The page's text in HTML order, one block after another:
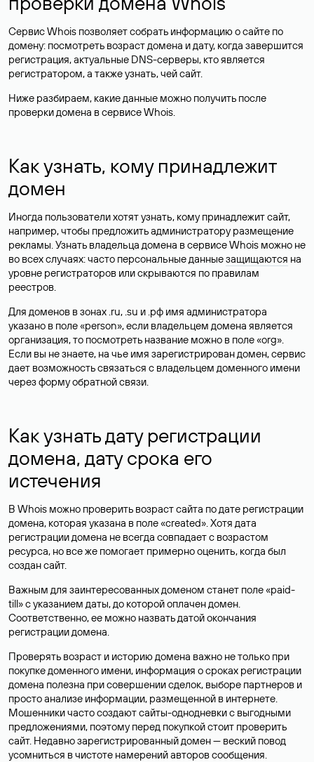
Сервис Whois позволяет собрать информацию о сайте по
домену: посмотреть возраст домена и дату, когда завершится
регистрация, актуальные DNS-серверы, кто является
регистратором, а также узнать, чей сайт.
Ниже разбираем, какие данные можно получить после
проверки домена в сервисе Whois.
Как узнать, кому принадлежит
домен
Иногда пользователи хотят узнать, кому принадлежит сайт,
например, чтобы предложить администратору размещение
рекламы. Узнать владельца домена в сервисе Whois можно не
во всех случаях: часто персональные данныезащищаются на
уровне регистраторов или скрываются по правилам
реестров.
Для доменов в зонах .ru, .su и .рф имя администратора
указано в поле «person», если владельцем домена является
организация, то посмотреть название можно в поле «org».
Если вы не знаете, на чье имя зарегистрирован домен, сервис
дает возможность связаться с владельцем доменного имени
через форму обратной связи.
Как узнать дату регистрации
домена, дату срока его
истечения
В Whois можно проверить возраст сайта по дате регистрации
домена, которая указана в поле «created». Хотя дата
регистрации домена не всегда совпадает с возрастом
ресурса, но все же помогает примерно оценить, когда был
создан сайт.
Важным для заинтересованных доменом станет поле «paid-
till» с указанием даты, до которой оплачен домен.
Соответственно, ее можно назвать датой окончания
регистрации домена.
Проверять возраст и историю домена важно не только при
покупке доменного имени, информация о сроках регистрации
домена полезна при совершении сделок, выборе партнеров и
просто анализе информации, размещенной в интернете.
Мошенники часто создают сайты-однодневки с выгодными
предложениями, поэтому перед покупкой стоит проверить
сайт. Недавно зарегистрированный домен — веский повод
усомниться в чистоте намерений авторов сообщения.